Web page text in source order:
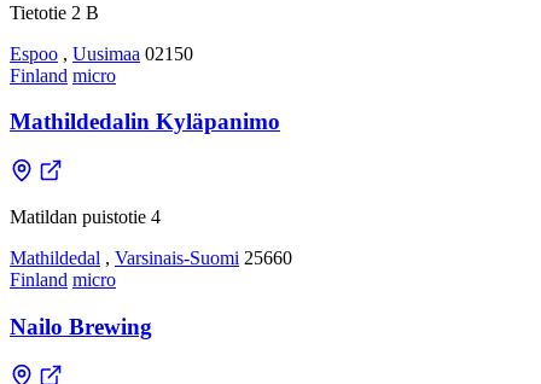
Tietotie 2 B
Espoo , Uusimaa 02150
Finland micro
Mathildedalin Kyläpanimo
Matildan puistotie 4
Mathildedal , Varsinais-Suomi 25660
Finland micro
Nailo Brewing